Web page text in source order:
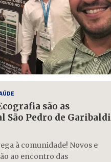
são as
São Pedro de Garibaldi
à comunidade! Novos e
ao encontro das